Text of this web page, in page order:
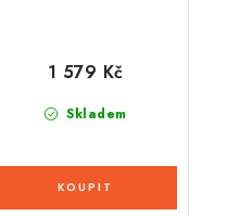
Skladem
1 579 Kč